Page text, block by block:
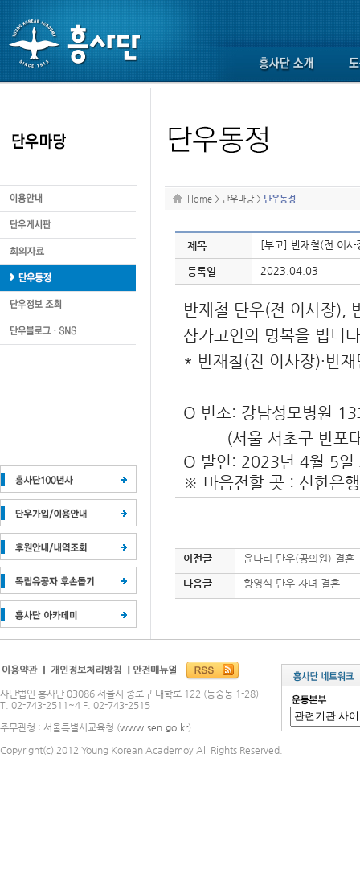
Home > 단우마당 > 단우동정
제목 [부고] 반재철(전 이사
등록일 2023.04.03
반재철 단우(전 이사장),
삼가고인의 명복을 빕니
* 반재철(전 이사장)·반
O 빈소: 강남성모병원 13
(서울 서초구 반포대
O 발인: 2023년 4월 5일
※ 마음전할 곳 : 신한은
이전글 윤나리 단우(공의원) 결혼
다음글 황영식 단우 자녀 결혼
사단법인 흥사단 03086 서울시 종로구 대학로 122 (동숭동 1-28)
T. 02-743-2511~4 F. 02-743-2515
주무관청 : 서울특별시교육청 (www.sen.go.kr)
Copyright(c) 2012 Young Korean Academoy All Rights Reserved.